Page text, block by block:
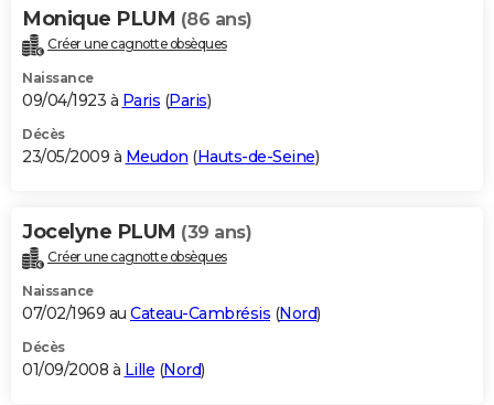
Monique PLUM (86 ans)
Créer une cagnotte obsèques
Naissance
09/04/1923 à Paris (Paris)
Décès
23/05/2009 à Meudon (Hauts-de-Seine)
Jocelyne PLUM (39 ans)
Créer une cagnotte obsèques
Naissance
07/02/1969 au Cateau-Cambrésis (Nord)
Décès
01/09/2008 à Lille (Nord)